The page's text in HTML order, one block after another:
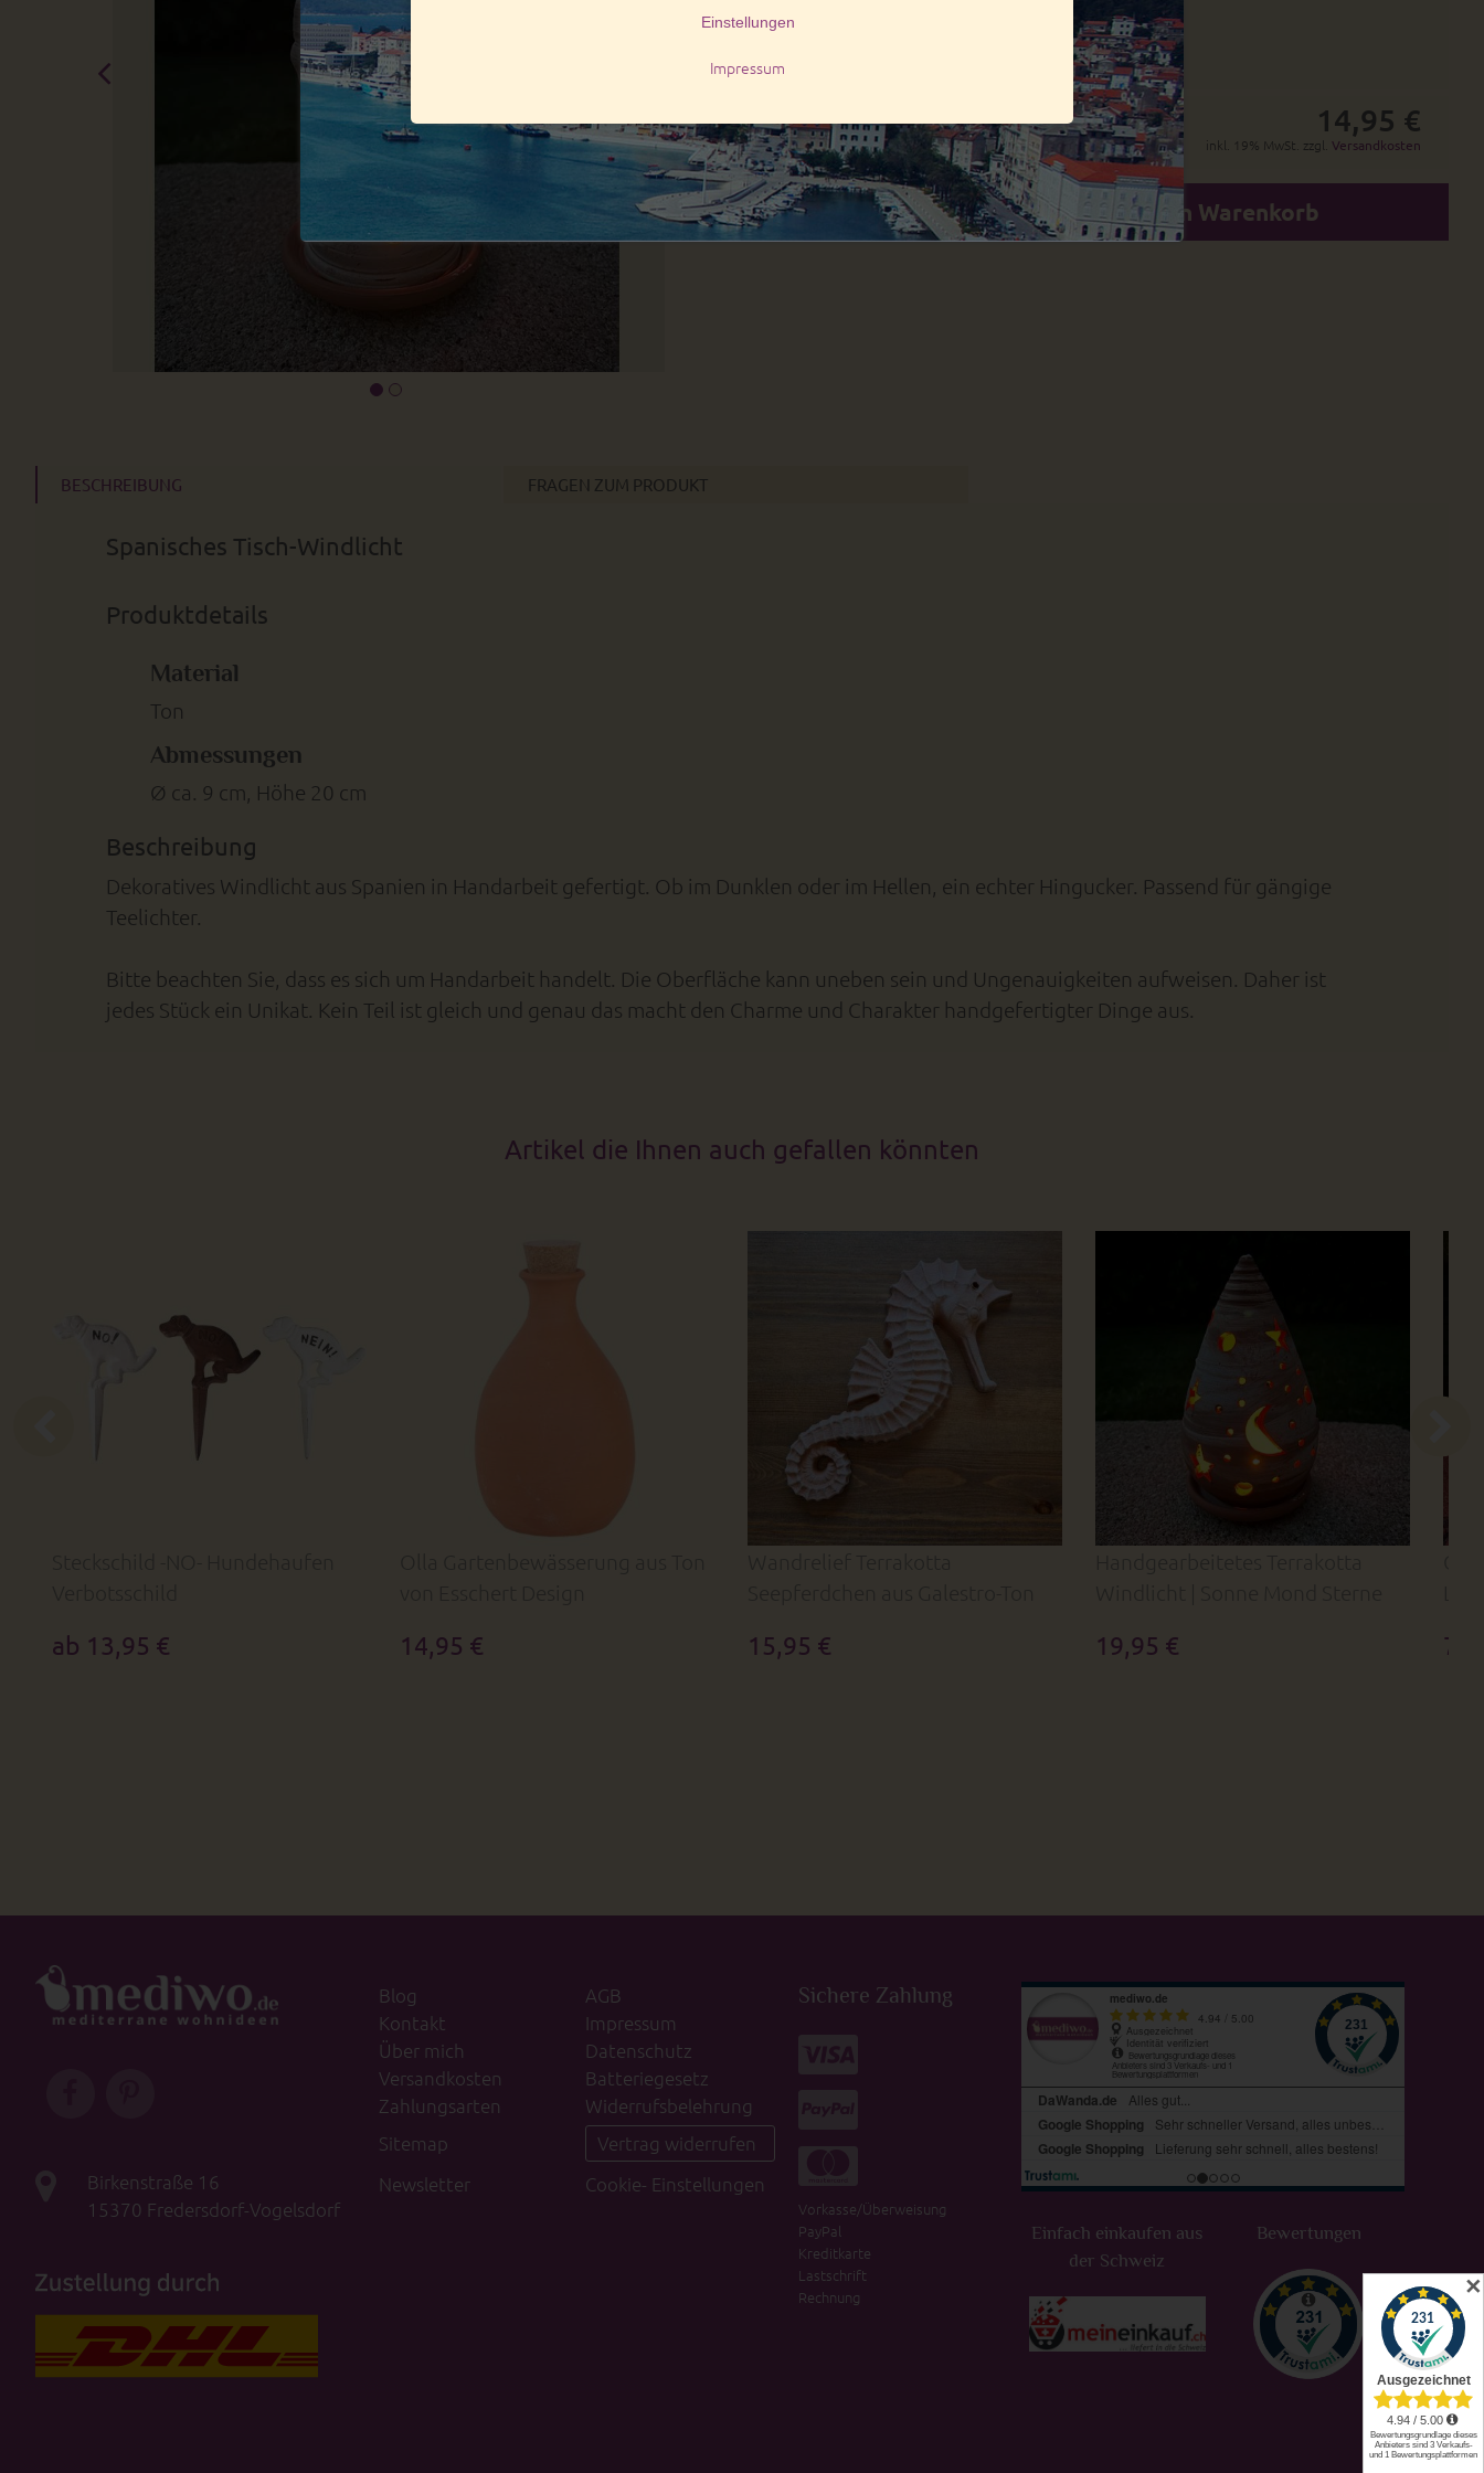
innerhalb Deutschlands:
19 - 20 Tage
innerhalb der EU:
30 - 32 Tage
10859 14,95 €
inkl. 19% MwSt. zzgl. Versandkosten
Stück In den Warenkorb
BESCHREIBUNG FRAGEN ZUM PRODUKT
Spanisches Tisch-Windlicht
Produktdetails
Material
Ton
Abmessungen
Ø ca. 9 cm, Höhe 20 cm
Beschreibung
Dekoratives Windlicht aus Spanien in Handarbeit gefertigt. Ob im Dunklen oder im Hellen, ein echter Hingucker. Passend für gängige
Teelichter.
Bitte beachten Sie, dass es sich um Handarbeit handelt. Die Oberfläche kann uneben sein und Ungenauigkeiten aufweisen. Daher ist
jedes Stück ein Unikat. Kein Teil ist gleich und genau das macht den Charme und Charakter handgefertigter Dinge aus.
Artikel die Ihnen auch gefallen könnten
ab 13,95 € 14,95 € 15,95 € 19,95 €
Birkenstraße 16
15370 Fredersdorf-Vogelsdorf
Blog
AGB
Kontakt
Impressum
Über mich
Datenschutz
Versandkosten
Batteriegesetz
Zahlungsarten
Widerrufsbelehrung
Sitemap
Vertrag widerrufen
Newsletter
Cookie- Einstellungen
Sichere Zahlung
Vorkasse/Überweisung
PayPal
Kreditkarte
Lastschrift
Rechnung
Einfach einkaufen aus
der Schweiz
Bewertungen
✕